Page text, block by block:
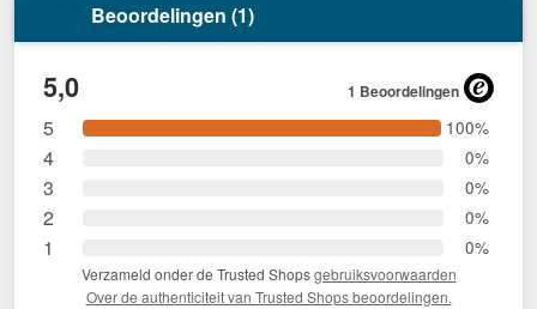
Beoordelingen (1)
5,0 1 Beoordelingen
5 100%
4 0%
3 0%
2 0%
1 0%
Verzameld onder de Trusted Shopsgebruiksvoorwaarden
Over de authenticiteit van Trusted Shops beoordelingen.